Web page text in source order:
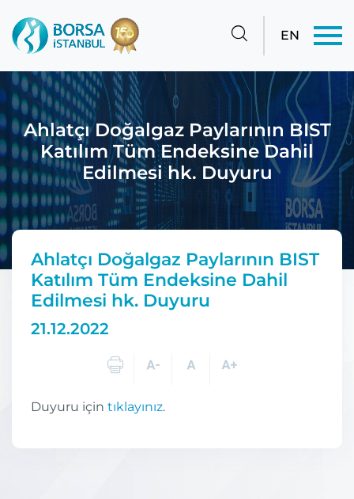
EN
Ahlatçı Doğalgaz Paylarının BIST
Katılım Tüm Endeksine Dahil
Edilmesi hk. Duyuru
Ahlatçı Doğalgaz Paylarının BIST
Katılım Tüm Endeksine Dahil
Edilmesi hk. Duyuru
21.12.2022
Duyuru için tıklayınız.